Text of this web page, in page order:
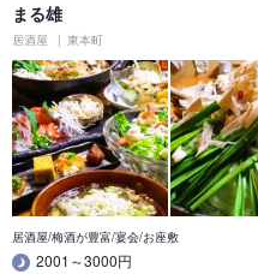
まる雄
居酒屋 東本町
居酒屋/梅酒が豊富/宴会/お座敷
2001～3000円